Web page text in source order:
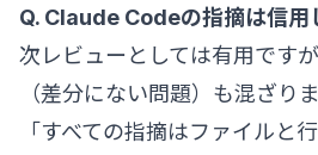
Q. Claude Codeの指摘は信用
次レビューとしては有用です
（差分にない問題）も混ざりま
「すべての指摘はファイルと